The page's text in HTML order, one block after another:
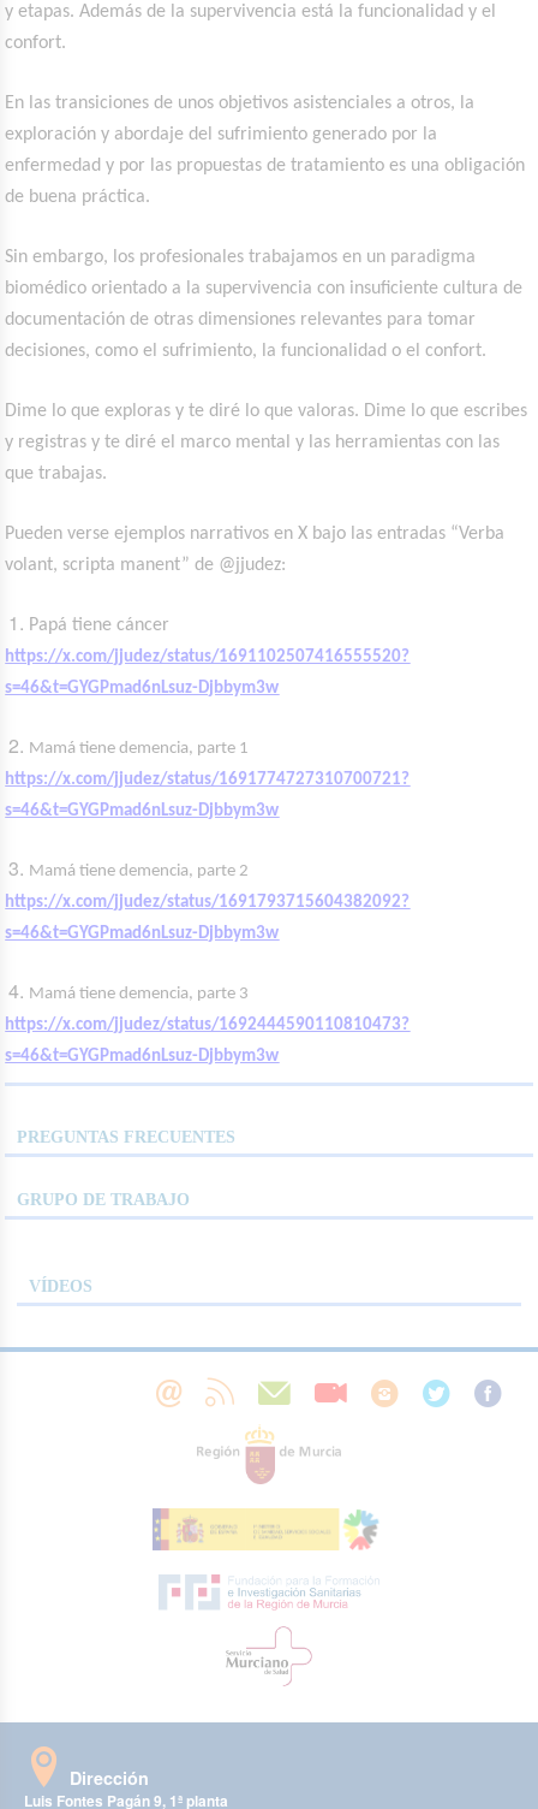
y etapas. Además de la supervivencia está la funcionalidad y el
confort.
En las transiciones de unos objetivos asistenciales a otros, la
exploración y abordaje del sufrimiento generado por la
enfermedad y por las propuestas de tratamiento es una obligación
de buena práctica.
Sin embargo, los profesionales trabajamos en un paradigma
biomédico orientado a la supervivencia con insuficiente cultura de
documentación de otras dimensiones relevantes para tomar
decisiones, como el sufrimiento, la funcionalidad o el confort.
Dime lo que exploras y te diré lo que valoras. Dime lo que escribes
y registras y te diré el marco mental y las herramientas con las
que trabajas.
Pueden verse ejemplos narrativos en X bajo las entradas “Verba
volant, scripta manent” de @jjudez:
Papá tiene cáncer
https://x.com/jjudez/status/1691102507416555520?
s=46&t=GYGPmad6nLsuz-Djbbym3w
Mamá tiene demencia, parte 1
https://x.com/jjudez/status/1691774727310700721?
s=46&t=GYGPmad6nLsuz-Djbbym3w
Mamá tiene demencia, parte 2
https://x.com/jjudez/status/1691793715604382092?
s=46&t=GYGPmad6nLsuz-Djbbym3w
Mamá tiene demencia, parte 3
https://x.com/jjudez/status/1692444590110810473?
s=46&t=GYGPmad6nLsuz-Djbbym3w
PREGUNTAS FRECUENTES
GRUPO DE TRABAJO
VÍDEOS
Dirección
Luis Fontes Pagán 9, 1ª planta